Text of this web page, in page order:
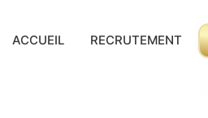
ACCUEIL RECRUTEMENT